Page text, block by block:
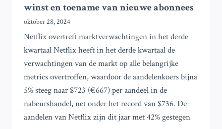
winst en toename van nieuwe abonnees
oktober 28, 2024
Netflix overtreft marktverwachtingen in het derde
kwartaal Netflix heeft in het derde kwartaal de
verwachtingen van de markt op alle belangrijke
metrics overtroffen, waardoor de aandelenkoers bijna
5% steeg naar $723 (€667) per aandeel in de
nabeurshandel, net onder het record van $736. De
aandelen van Netflix zijn dit jaar met 42% gestegen